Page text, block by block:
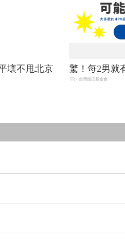
壤不甩北京 驚！每2男就
PR・台灣癌症基金會